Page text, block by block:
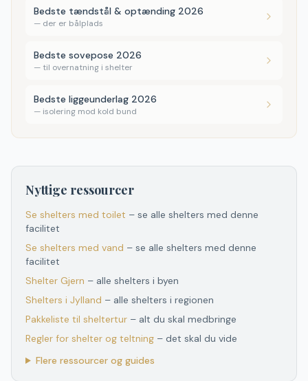
Bedste tændstål & optænding 2026
— der er bålplads
Bedste sovepose 2026
— til overnatning i shelter
Bedste liggeunderlag 2026
— isolering mod kold bund
Nyttige ressourcer
Se shelters med toilet – se alle shelters med denne
facilitet
Se shelters med vand – se alle shelters med denne
facilitet
Shelter Gjern – alle shelters i byen
Shelters i Jylland – alle shelters i regionen
Pakkeliste til sheltertur – alt du skal medbringe
Regler for shelter og teltning – det skal du vide
Flere ressourcer og guides